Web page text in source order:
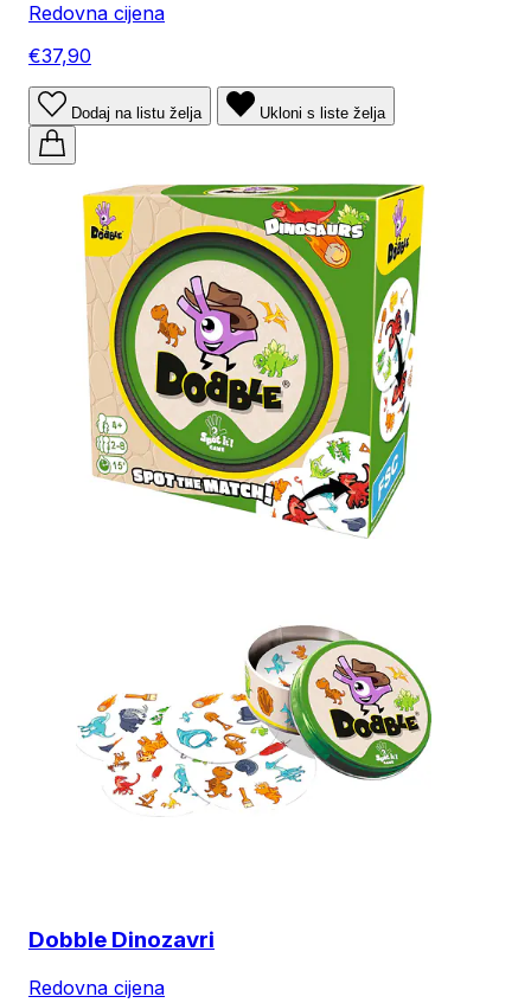
Redovna cijena
€37,90
Dodaj na listu želja Ukloni s liste želja
Dobble Dinozavri
Redovna cijena